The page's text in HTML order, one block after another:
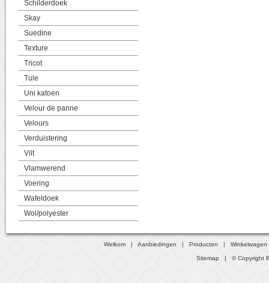
Schilderdoek
Skay
Suedine
Texture
Tricot
Tule
Uni katoen
Velour de panne
Velours
Verduistering
Vilt
Vlamwerend
Voering
Wafeldoek
Wol/polyester
Welkom |Aanbiedingen |Producten |Winkelwagen
Sitemap | © Copyright